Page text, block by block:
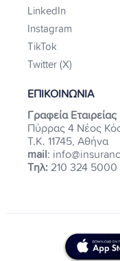
LinkedIn
Instagram
TikTok
Twitter (X)
ΕΠΙΚΟΙΝΩΝΙΑ
Γραφεία Εταιρείας
Πύρρας 4 Νέος
Τ.Κ. 11745, Αθήνα
mail :
Τηλ: 210 324 5000